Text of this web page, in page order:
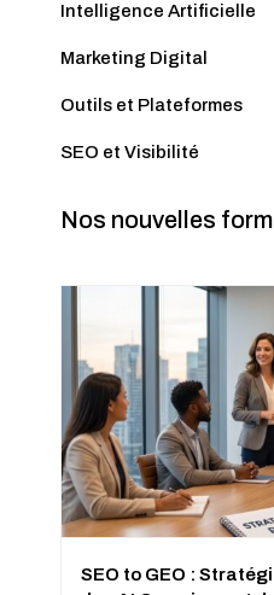
Intelligence Artificielle
Marketing Digital
Outils et Plateformes
SEO et Visibilité
Nos nouvelles
SEO to GEO :